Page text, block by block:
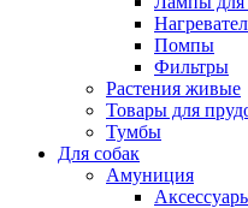
Помпы
Фильтры
Растения живые
Товары для
Тумбы
Для собак
Амуниция